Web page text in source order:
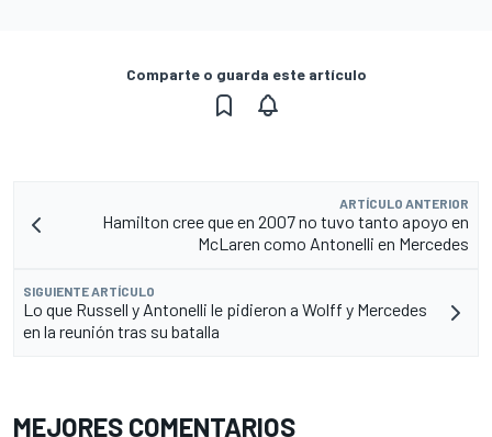
Comparte o guarda este artículo
ARTÍCULO ANTERIOR
Hamilton cree que en 2007 no tuvo tanto apoyo en
McLaren como Antonelli en Mercedes
SIGUIENTE ARTÍCULO
Lo que Russell y Antonelli le pidieron a Wolff y Mercedes
en la reunión tras su batalla
MEJORES COMENTARIOS